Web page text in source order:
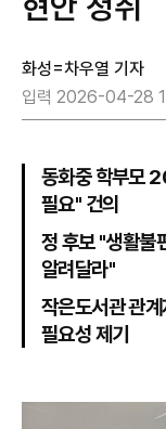
화성=차우열 기자
입력 2026-04-28
동화중 학부모
필요" 건의
정 후보 "생활불
알려달라"
작은도서관 관계
필요성 제기